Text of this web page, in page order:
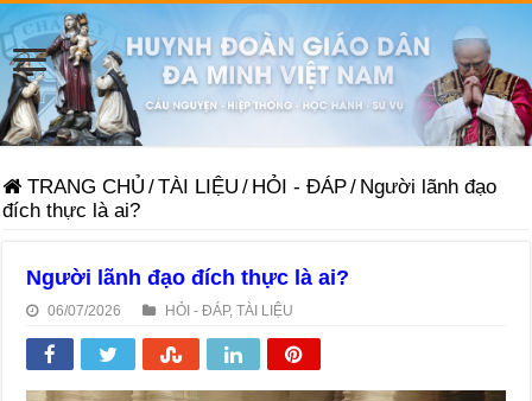
TRANG CHỦ /TÀI LIỆU / HỎI - ĐÁP/ Người lãnh đạo
đích thực là ai?
Người lãnh đạo đích thực là ai?
06/07/2026 HỎI - ĐÁP,TÀI LIỆU